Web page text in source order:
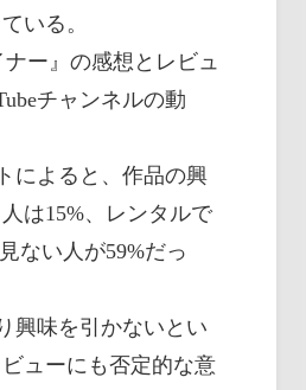
いる。
ー』の感想とレビュ
チャンネルの動
によると、作品の興
は15%、レンタルで
ない人が59%だっ
興味を引かないとい
ューにも否定的な意